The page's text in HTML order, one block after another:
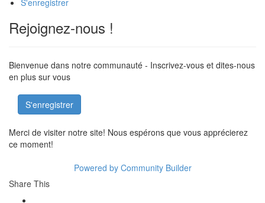
Rejoignez-nous !
Bienvenue dans notre communauté - Inscrivez-vous et dites-nous
en plus sur vous
Merci de visiter notre site! Nous espérons que vous apprécierez
ce moment!
Powered by Community Builder
Share This